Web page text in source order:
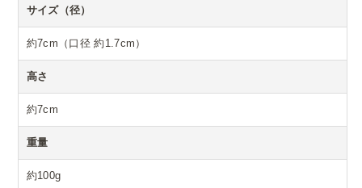
サイズ（径）
約7cm（口径 約1.7cm）
高さ
約7cm
重量
約100g